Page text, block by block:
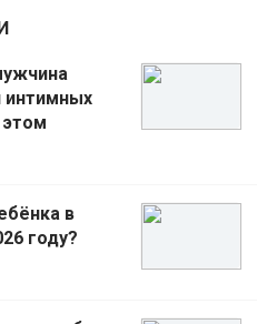
интимных
в
году?